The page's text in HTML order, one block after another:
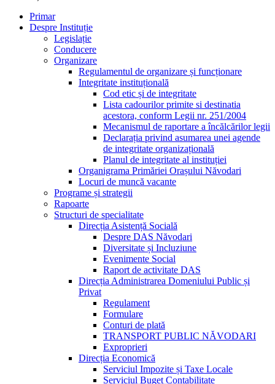
Primar
Despre Instituție
Legislație
Conducere
Organizare
Regulamentul de organizare și funcționare
Integritate instituțională
Cod etic și de integritate
Lista cadourilor primite si destinatia
acestora, conform Legii nr. 251/2004
Mecanismul de raportare a încălcărilor legii
Declarația privind asumarea unei agende
de integritate organizațională
Planul de integritate al instituției
Organigrama Primăriei Orașului Năvodari
Locuri de muncă vacante
Programe și strategii
Rapoarte
Structuri de specialitate
Direcția Asistență Socială
Despre DAS Năvodari
Diversitate și Incluziune
Evenimente Social
Raport de activitate DAS
Direcția Administrarea Domeniului Public și
Privat
Regulament
Formulare
Conturi de plată
TRANSPORT PUBLIC NĂVODARI
Exproprieri
Direcția Economică
Serviciul Impozite și Taxe Locale
Serviciul Buget Contabilitate